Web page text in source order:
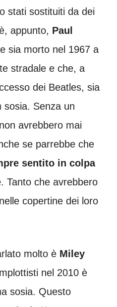
stati sostituiti da dei
appunto, Paul
sia morto nel 1967 a
stradale e che, a
dei Beatles, sia
sosia. Senza un
avrebbero mai
se parrebbe che
sentito in colpa
Tanto che avrebbero
copertine dei loro
molto è Miley
nel 2010 è
sosia. Questo